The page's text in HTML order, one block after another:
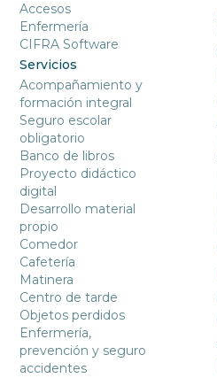
Accesos
Enfermería
CIFRA Software
Servicios
Acompañamiento y
formación integral
Seguro escolar
obligatorio
Banco de libros
Proyecto didáctico
digital
Desarrollo material
propio
Comedor
Cafetería
Matinera
Centro de tarde
Objetos perdidos
Enfermería,
prevención y seguro
accidentes